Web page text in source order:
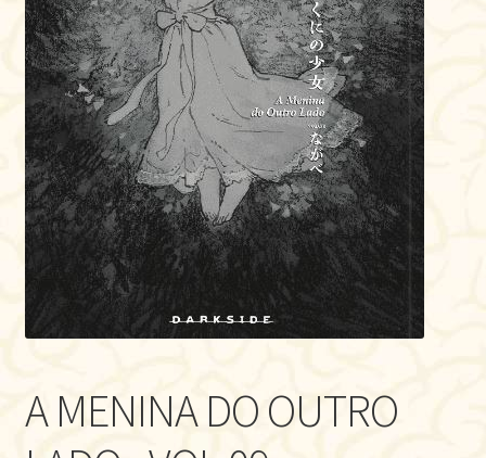
A MENINA DO OUTRO